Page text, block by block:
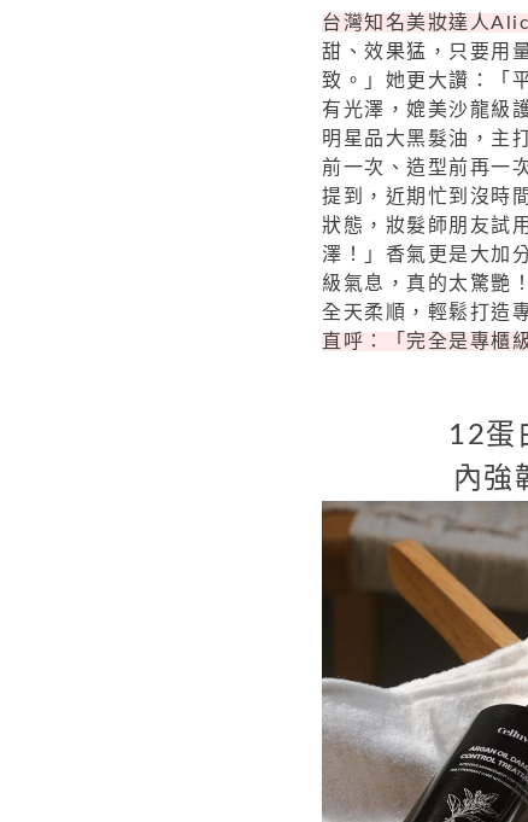
台灣知名美妝達人
甜、效果猛，只要用
致。」她更大讚：「
有光澤，媲美沙龍級
明星品大黑髮油，主
前一次、造型前再一
提到，近期忙到沒時
狀態，妝髮師朋友試
澤！」香氣更是大加
級氣息，真的太驚艷
全天柔順，輕鬆打造
直呼：「完全是專櫃
12蛋
內強